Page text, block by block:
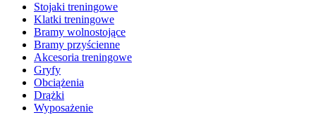
Stojaki treningowe
Klatki treningowe
Bramy wolnostojące
Bramy przyścienne
Akcesoria treningowe
Gryfy
Obciążenia
Drążki
Wyposażenie